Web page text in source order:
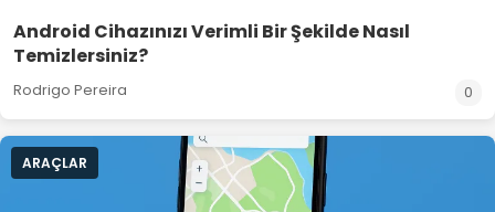
Android Cihazınızı Verimli Bir Şekilde Nasıl
Temizlersiniz?
Rodrigo Pereira 0
ARAÇLAR